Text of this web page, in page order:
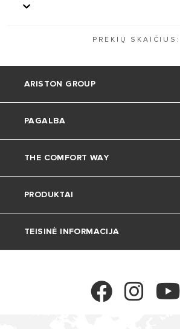
PREKIŲ SKAIČIUS:
ARISTON GROUP
Kas esame
Grupė
Karjera
PAGALBA
Palaikymas
THE COMFORT WAY
Gyvenimas namuose
Aplinka
PRODUKTAI
Katlai
TEISINĖ INFORMACIJA